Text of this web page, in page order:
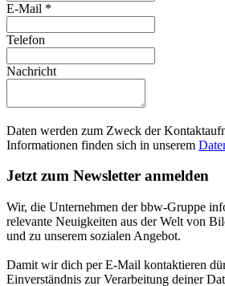
E-Mail *
Telefon
Nachricht
Daten werden zum Zweck der
Informationen finden sich in unserem
Jetzt zum Newsletter anmelden
Wir, die Unternehmen der bbw-Gruppe
relevante Neuigkeiten aus der Welt von
und zu unserem sozialen Angebot.
Damit wir dich per E-Mail kontaktieren
Einverständnis zur Verarbeitung deiner